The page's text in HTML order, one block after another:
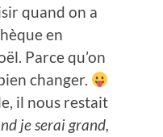
quand on a
en
Parce qu’on
changer.
il nous restait
je serai grand,